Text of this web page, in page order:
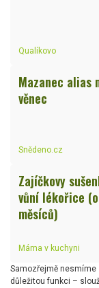
Qualíkovo
Mazanec alias
věnec
Snědeno.cz
Zajíčkovy
vůní lékořice
měsíců)
Máma v kuchyni
Samozřejmě nesmíme
důležitou funkci –